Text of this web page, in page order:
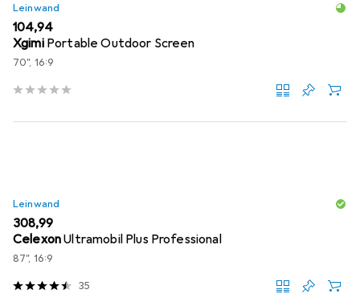
Leinwand
EUR
104,94
Xgimi Portable Outdoor Screen
70", 16:9
Leinwand
EUR
308,99
CelexonUltramobil Plus Professional
87", 16:9
35